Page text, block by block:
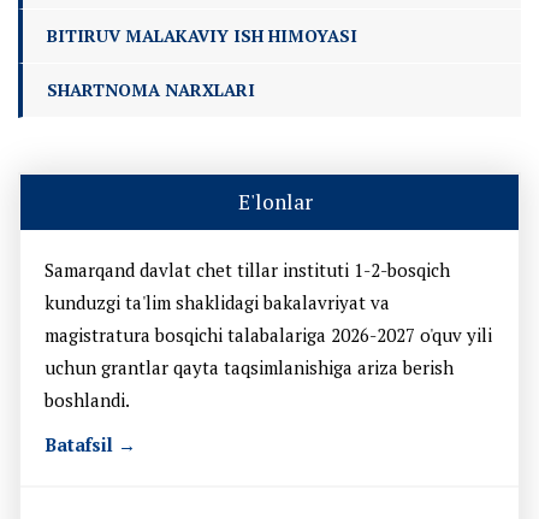
BITIRUV MALAKAVIY ISH HIMOYASI
SHARTNOMA NARXLARI
E'lonlar
Samarqand davlat chet tillar instituti 1-2-bosqich
kunduzgi ta'lim shaklidagi bakalavriyat va
magistratura bosqichi talabalariga 2026-2027 o'quv yili
uchun grantlar qayta taqsimlanishiga ariza berish
boshlandi.
Batafsil →